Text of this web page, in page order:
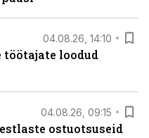
04.08.26, 14:10
loodud
04.08.26, 09:15
ostuotsuseid